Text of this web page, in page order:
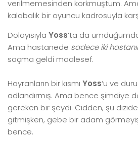
verilmemesinden korkmuştum.
kalabalık bir oyuncu kadrosuyla
Dolayısıyla Yoss‘ta da
Ama hastanede sadece iki
saçma geldi maalesef.
Hayranların bir kısmı Yoss‘u ve
adlandırmış. Ama bence şimdiye
gereken bir şeydi. Cidden, şu
gitmişken, gebe bir adam
bence.